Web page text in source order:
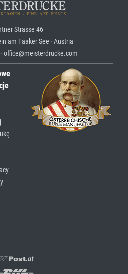
Strasse 46
am Faaker See · Austria
office@meisterdrucke.com